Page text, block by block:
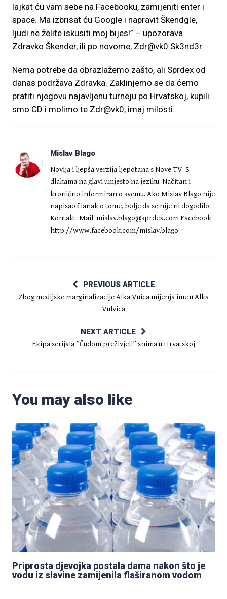
lajkat ću vam sebe na Facebooku, zamijeniti enter i
space. Ma izbrisat ću Google i napravit Škendgle,
ljudi ne želite iskusiti moj bijes!” – upozorava
Zdravko Škender, ili po novome, Zdr@vk0 Sk3nd3r.
Nema potrebe da obrazlažemo zašto, ali Sprdex od
danas podržava Zdravka. Zaklinjemo se da ćemo
pratiti njegovu najavljenu turneju po Hrvatskoj, kupili
smo CD i molimo te Zdr@vk0, imaj milosti.
Mislav Blago
Novija i ljepša verzija ljepotana s Nove TV. S
dlakama na glavi umjesto na jeziku. Načitan i
kronično informiran o svemu. Ako Mislav Blago nije
napisao članak o tome, bolje da se nije ni dogodilo.
Kontakt: Mail: mislav.blago@sprdex.com Facebook:
http://www.facebook.com/mislav.blago
PREVIOUS ARTICLE
Zbog medijske marginalizacije Alka Vuica mijenja ime u Alka
Vulvica
NEXT ARTICLE
Ekipa serijala ”Čudom preživjeli” snima u Hrvatskoj
You may also like
Priprosta djevojka postala dama nakon što je
vodu iz slavine zamijenila flaširanom vodom